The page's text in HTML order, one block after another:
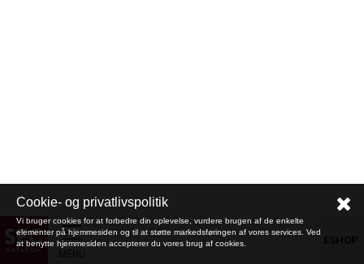
Cookie- og privatlivspolitik
Vi bruger cookies for at forbedre din oplevelse, vurdere brugen af de enkelte
elementer på hjemmesiden og til at støtte markedsføringen af vores services. Ved
at benytte hjemmesiden accepterer du vores brug af cookies.